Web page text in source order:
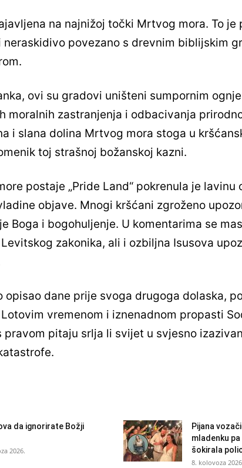
na najnižoj točki Mrtvog mora. To je
povezano s drevnim biblijskim
ovi su gradovi uništeni sumpornim
moralnih zastranjenja i odbacivanja
i slana dolina Mrtvog mora stoga u
toj strašnoj božanskoj kazni.
postaje „Pride Land“ pokrenula je lavinu
objave. Mnogi kršćani zgroženo
Boga i bogohuljenje. U komentarima se
zakonika, ali i ozbiljna Isusova
opisao dane prije svoga drugoga dolaska,
vremenom i iznenadnom propasti
pravom pitaju srlja li svijet u svjesno
da ignorirate Božji
2026.
Pijana
mladenku
šokirala
8. kolovoza